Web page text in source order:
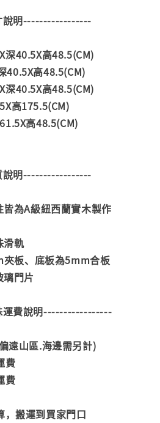
明-----------------
深40.5X高48.5(CM)
40.5X高48.5(CM)
深40.5X高48.5(CM)
高175.5(CM)
高48.5(CM)
明-----------------
為A級紐西蘭實木製作
滑軌
板、底板為5mm合板
門片
費說明-----------------
遠山區.海邊需另計)
費
費
，搬運到買家門口